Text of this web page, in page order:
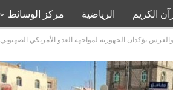
الكريم الرياضية مركز الوسائظ
تؤكدان الجهوزية لمواجهة العدو الأمريكي الصهيوني